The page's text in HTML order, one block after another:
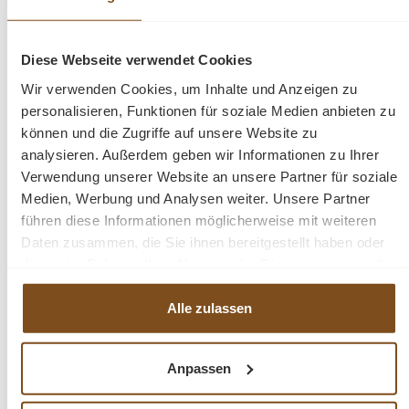
Diese Webseite verwendet Cookies
Wir verwenden Cookies, um Inhalte und Anzeigen zu
personalisieren, Funktionen für soziale Medien anbieten zu
können und die Zugriffe auf unsere Website zu
analysieren. Außerdem geben wir Informationen zu Ihrer
Verwendung unserer Website an unsere Partner für soziale
Medien, Werbung und Analysen weiter. Unsere Partner
führen diese Informationen möglicherweise mit weiteren
Daten zusammen, die Sie ihnen bereitgestellt haben oder
haben.
Alle zulassen
Anpassen
Abmessungen Hocker (L/B/H): 40/40/63 cm
Massivholz
recyceltes Teakholz
Fragen zum Produkt?
Produktinformationen "Tisch & 2 Hocker aus
Das schöne Barset hat ein stabiles Teakholzgestell und
Produktgalerie überspringen
Ähnliche Produkte